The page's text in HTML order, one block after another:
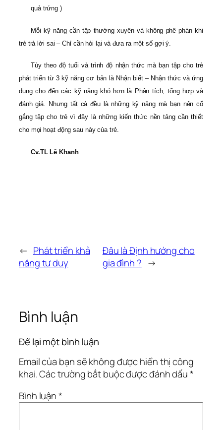
quả trứng )
Mỗi kỹ năng cần tập thường xuyên và không phê phán khi
trẻ trả lời sai – Chỉ cần hỏi lại và đưa ra một số gợi ý.
Tùy theo độ tuổi và trình độ nhận thức mà bạn tập cho trẻ
phát triển từ 3 kỹ năng cơ bản là Nhận biết – Nhận thức và ứng
dụng cho đến các kỹ năng khó hơn là Phân tích, tổng hợp và
đánh giá. Nhưng tất cả đều là những kỹ năng mà bạn nên cố
gắng tập cho trẻ vì đây là những kiến thức nền tảng cần thiết
cho mọi hoạt động sau này của trẻ.
Cv.TL Lê Khanh
← Phát triển khả
năng tư duy
Đâu là Định hướng cho
gia đình ? →
Bình luận
Để lại một bình luận
Email của bạn sẽ không được hiển thị công
khai.Các trường bắt buộc được đánh dấu*
Bình luận*